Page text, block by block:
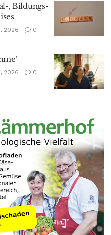
, Bildungs-
2026
0
2026
0